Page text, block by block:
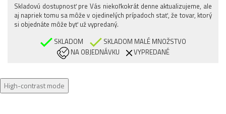
Skladovú dostupnosť pre Vás niekoľkokrát denne aktualizujeme, ale
aj napriek tomu sa môže v ojedinelých prípadoch stať, že tovar, ktorý
si objednáte môže byť už vypredaný.
SKLADOM
SKLADOM MALÉ MNOŽSTVO
NA OBJEDNÁVKU
VYPREDANÉ
High-contrast mode